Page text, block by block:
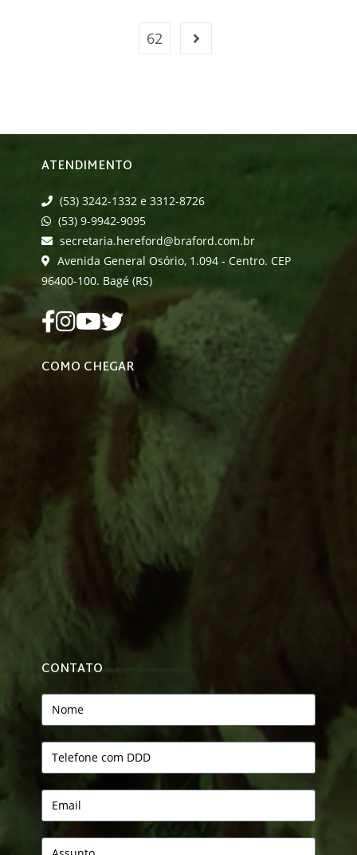
62
ATENDIMENTO
(53) 3242-1332 e 3312-8726
(53) 9-9942-9095
secretaria.hereford@braford.com.br
Avenida General Osório, 1.094 - Centro. CEP
96400-100. Bagé (RS)
COMO CHEGAR
CONTATO